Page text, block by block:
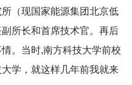
（现国家能源集团北京低
所长和首席技术官。再后
。当时,南方科技大学前校
学，就这样几年前我就来